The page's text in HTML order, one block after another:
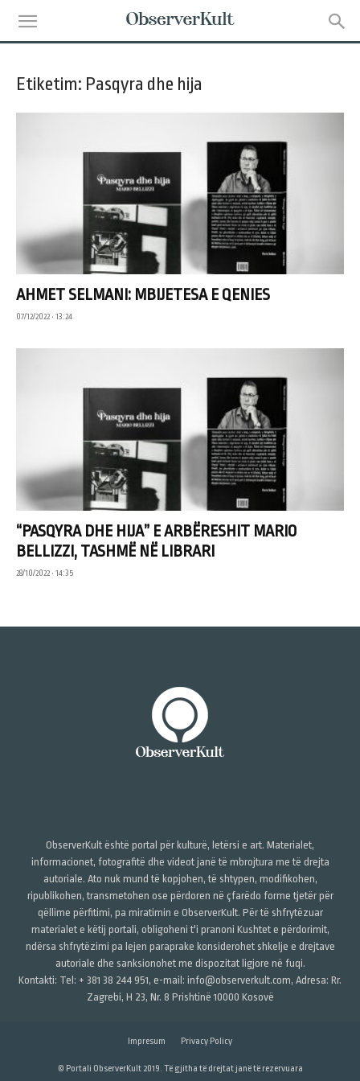
Etiketim: Pasqyra dhe hija
AHMET SELMANI: MBIJETESA E QENIES
07/12/2022 • 13:24
“PASQYRA DHE HIJA” E ARBËRESHIT MARIO
BELLIZZI, TASHMË NË LIBRARI
28/10/2022 • 14:35
ObserverKult është portal për kulturë, letërsi e art. Materialet,
informacionet, fotografitë dhe videot janë të mbrojtura me të drejta
autoriale. Ato nuk mund të kopjohen, të shtypen, modifikohen,
ripublikohen, transmetohen ose përdoren në çfarëdo forme tjetër për
qëllime përfitimi, pa miratimin e ObserverKult. Për të shfrytëzuar
materialet e këtij portali, obligoheni t'i pranoni Kushtet e përdorimit,
ndërsa shfrytëzimi pa lejen paraprake konsiderohet shkelje e drejtave
autoriale dhe sanksionohet me dispozitat ligjore në fuqi.
Kontakti: Tel: + 381 38 244 951, e-mail: info@observerkult.com, Adresa: Rr.
Zagrebi, H 23, Nr. 8 Prishtinë 10000 Kosovë
Impresum Privacy Policy
© Portali ObserverKult 2019. Të gjitha të drejtat janë të rezervuara